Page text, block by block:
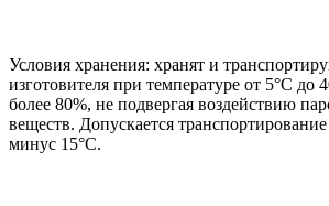
Условия хранения: хранят и
изготовителя при температуре от 5°С до
более 80%, не подвергая воздействию
веществ. Допускается
минус 15°С.